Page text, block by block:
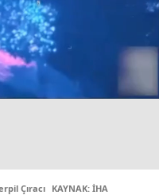
Çıracı KAYNAK: İHA